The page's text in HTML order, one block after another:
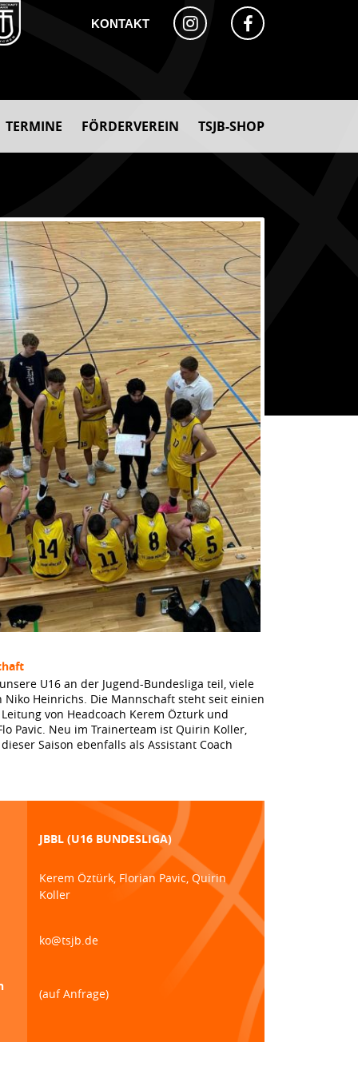
KONTAKT
TERMINE FÖRDERVEREIN TSJB-SHOP
U16 an der Jugend-Bundesliga teil, viele
Niko Heinrichs. Die Mannschaft steht seit einien
von Headcoach Kerem Özturk und
Pavic. Neu im Trainerteam ist Quirin Koller,
Saison ebenfalls als Assistant Coach
JBBL (U16 BUNDESLIGA)
Kerem Öztürk, Florian Pavic, Quirin
Koller
ko@tsjb.de
(auf Anfrage)